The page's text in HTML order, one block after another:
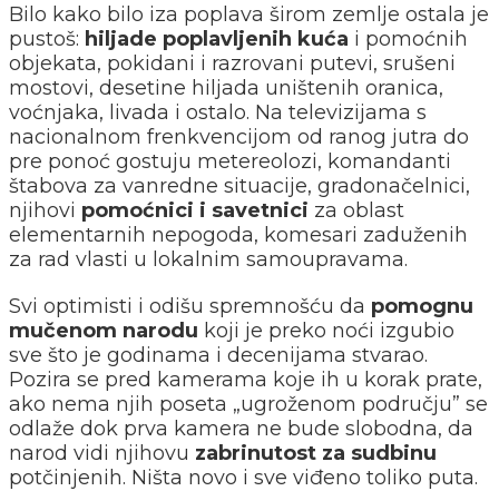
Bilo kako bilo iza poplava širom zemlje ostala je
pustoš: hiljade poplavljenih kuća i pomoćnih
objekata, pokidani i razrovani putevi, srušeni
mostovi, desetine hiljada uništenih oranica,
voćnjaka, livada i ostalo. Na televizijama s
nacionalnom frenkvencijom od ranog jutra do
pre ponoć gostuju metereolozi, komandanti
štabova za vanredne situacije, gradonačelnici,
njihovi pomoćnici i savetnici za oblast
elementarnih nepogoda, komesari zaduženih
za rad vlasti u lokalnim samoupravama.
Svi optimisti i odišu spremnošću da pomognu
mučenom narodu koji je preko noći izgubio
sve što je godinama i decenijama stvarao.
Pozira se pred kamerama koje ih u korak prate,
ako nema njih poseta „ugroženom području” se
odlaže dok prva kamera ne bude slobodna, da
narod vidi njihovu zabrinutost za sudbinu
potčinjenih. Ništa novo i sve viđeno toliko puta.